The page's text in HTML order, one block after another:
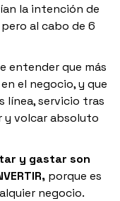
la intención de
al cabo de 6
entender que más
el negocio, y que
línea, servicio tras
y volcar absoluto
y gastar son
porque es
negocio.